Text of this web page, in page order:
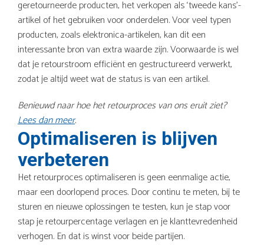
geretourneerde producten, het verkopen als ‘tweede kans’-
artikel of het gebruiken voor onderdelen. Voor veel typen
producten, zoals elektronica-artikelen, kan dit een
interessante bron van extra waarde zijn. Voorwaarde is wel
dat je retourstroom efficiënt en gestructureerd verwerkt,
zodat je altijd weet wat de status is van een artikel.
Benieuwd naar hoe het retourproces van ons eruit ziet?
Lees dan meer.
Optimaliseren is blijven
verbeteren
Het retourproces optimaliseren is geen eenmalige actie,
maar een doorlopend proces. Door continu te meten, bij te
sturen en nieuwe oplossingen te testen, kun je stap voor
stap je retourpercentage verlagen en je klanttevredenheid
verhogen. En dat is winst voor beide partijen.